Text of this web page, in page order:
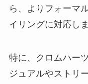
ら、よりフォーマ
イリングに対応しま
特に、クロムハー
ジュアルやストリ